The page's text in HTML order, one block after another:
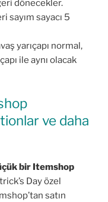
dönecekler.
sayım sayacı 5
yarıçapı normal,
ile aynı olacak
ve daha
bir Itemshop
Day özel
satın